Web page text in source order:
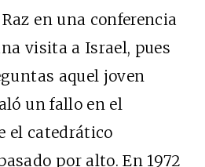
en una conferencia
visita a Israel, pues
aquel joven
un fallo en el
el catedrático
por alto. En 1972